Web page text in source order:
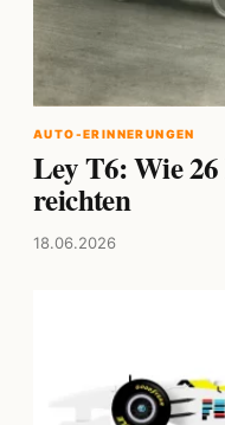
AUTO-ERINNERUNGEN
Ley T6: Wie
reichten
18.06.2026